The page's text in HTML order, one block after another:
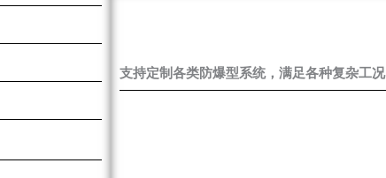
支持定制各类防爆型系统，满足各种复杂工况